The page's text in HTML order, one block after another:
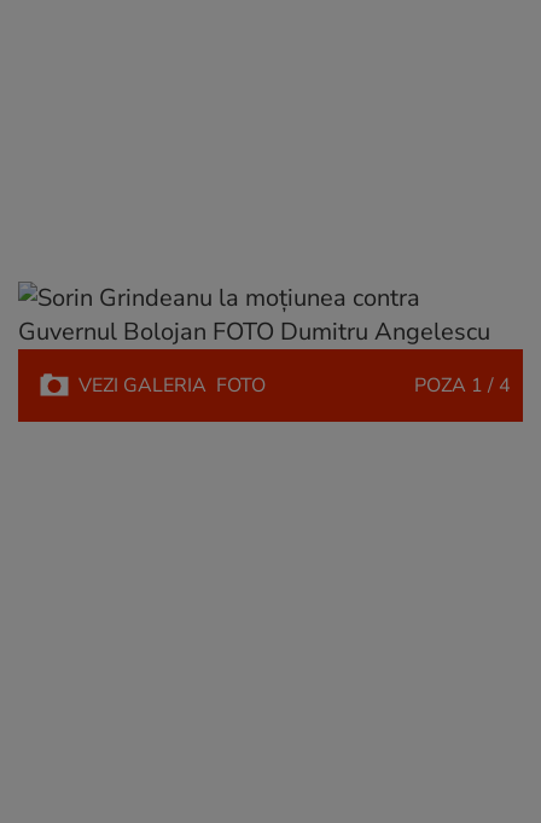
VEZI GALERIA FOTO POZA 1 / 4